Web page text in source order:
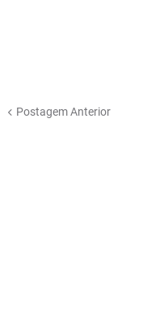
Postagem Anterior